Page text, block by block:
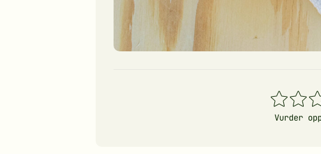
1
stjerner
2
stjerner
3
Vurder